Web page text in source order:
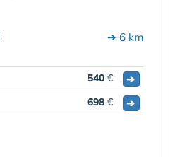
➔ 6 km
540 €
➔
698 € ➔